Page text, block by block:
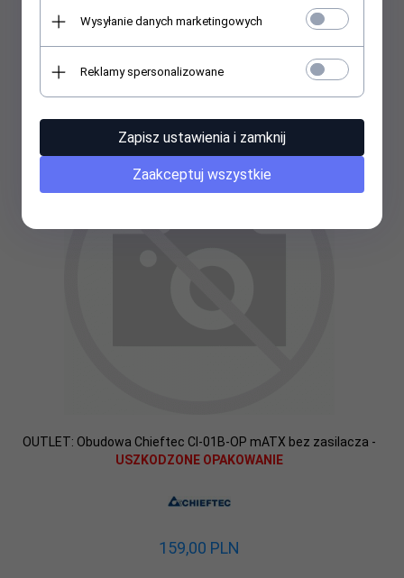
188,00PLN
OUTLET: Obudowa Chieftec CI-01B-OP mATX bez zasilacza -
USZKODZONE OPAKOWANIE
159,00 PLN
Wysyłanie danych marketingowych
Reklamy spersonalizowane
Zapisz ustawienia i zamknij
Zaakceptuj wszystkie